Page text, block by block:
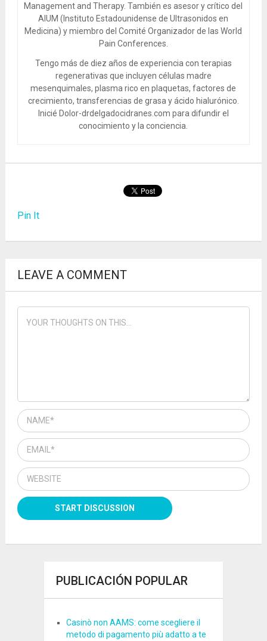
Management and Therapy. También es asesor y crítico del
AIUM (Instituto Estadounidense de Ultrasonidos en
Medicina) y miembro del Comité Organizador de las World
Pain Conferences.
Tengo más de diez años de experiencia con terapias
regenerativas que incluyen células madre
mesenquimales, plasma rico en plaquetas, factores de
crecimiento, transferencias de grasa y ácido hialurónico.
Inicié Dolor-drdelgadocidranes.com para difundir el
conocimiento y la conciencia.
Pin It
LEAVE A COMMENT
PUBLICACIÓN POPULAR
Casinò non AAMS: come scegliere il
metodo di pagamento più adatto a te